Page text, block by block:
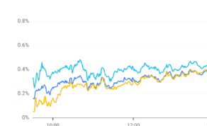
FRBの緊急貸出制度は3
1月の注目イベントにつ
まとめ